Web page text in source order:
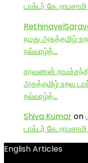
டாக்டர் கே.
நமது அகத்தமிழ்
நல்வாழ்த்…
சரவணன்
அகத்தமிழ் உறவு
நல்வாழ்த்…
Shiva Kumaron
டாக்டர் கே.
English Articles